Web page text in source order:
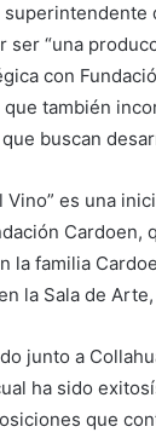
ser “una
con
también
buscan
Vino” es una
Cardoen,
la familia
la Sala de
junto a
ha sido
que